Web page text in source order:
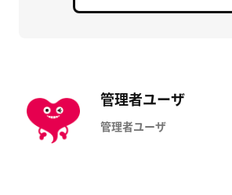
管理者ユーザ
管理者ユーザ